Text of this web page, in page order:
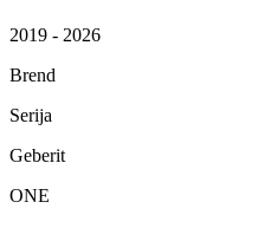
2019 - 2026
Brend
Serija
Geberit
ONE